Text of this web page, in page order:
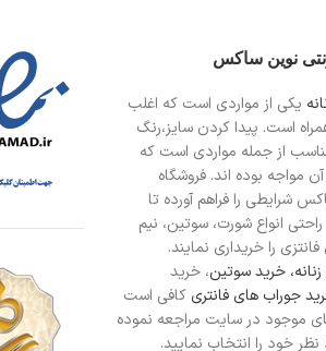
نوین ساکس
یکی از مواردی است که اغلب
است. پیدا کردن سایز،رنگ
از جمله مواردی است که
مواجه بوده اند. فروشگاه
شرایطی را فراهم آورده تا
راحتی انواع شورت، سوتین، نیم
را خریداری نمایند.
خرید سوتین، خرید
جوراب های فانتری کافی است
موجود در سایت مراجعه نموده
خود را انتخاب نمایید.